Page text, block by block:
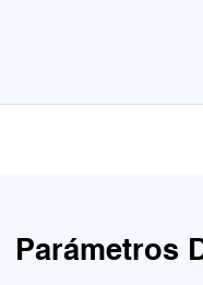
Parámetros